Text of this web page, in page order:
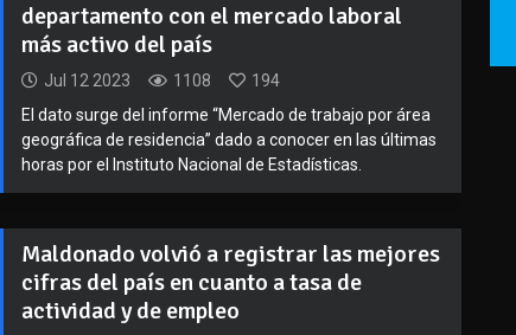
departamento con el mercado laboral
más activo del país
Jul 12 2023 1108
194
El dato surge del informe “Mercado de trabajo por área
geográfica de residencia” dado a conocer en las últimas
horas por el Instituto Nacional de Estadísticas.
Maldonado volvió a registrar las mejores
cifras del país en cuanto a tasa de
actividad y de empleo